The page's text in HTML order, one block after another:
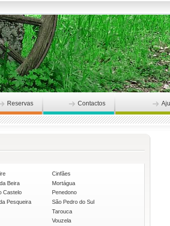
Reservas Contactos
Cinfães
Beira
Mortágua
Castelo
Penedono
Pesqueira
São Pedro do Sul
Tarouca
Vouzela